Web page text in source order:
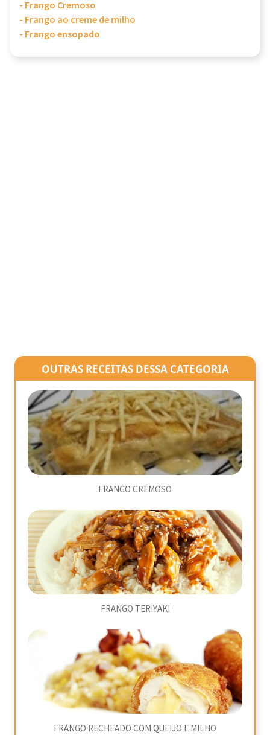
- Frango Cremoso
- Frango ao creme de milho
- Frango ensopado
OUTRAS RECEITAS DESSA CATEGORIA
FRANGO CREMOSO
FRANGO TERIYAKI
FRANGO RECHEADO COM QUEIJO E MILHO